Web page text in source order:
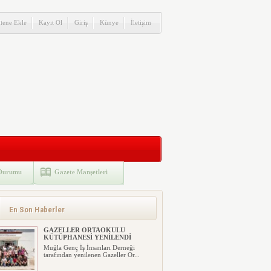
Ekle Kayıt Ol Giriş Künye İletişim
Gazete Manşetleri
En Son Haberler
GAZELLER ORTAOKULU
KÜTÜPHANESİ YENİLENDİ
Muğla Genç İş İnsanları Derneği
tarafından yenilenen Gazeller Or...